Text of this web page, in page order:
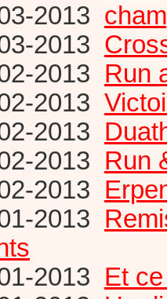
2013
2013
2013 Run
2013
2013
2013 Run
2013
2013
2013 Et